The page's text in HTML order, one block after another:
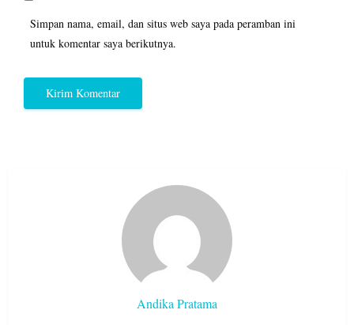
Simpan nama, email, dan situs web saya pada peramban ini
untuk komentar saya berikutnya.
Andika Pratama